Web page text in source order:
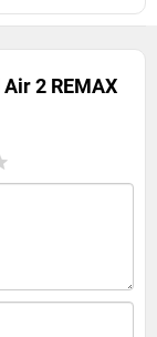
2 REMAX